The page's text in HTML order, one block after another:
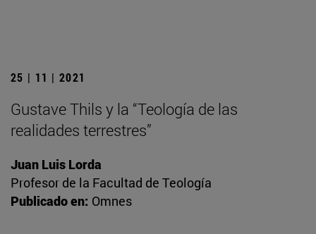
25 | 11 | 2021
Gustave Thils y la “Teología de las
realidades terrestres”
Juan Luis Lorda
Profesor de la Facultad de Teología
Publicado en: Omnes